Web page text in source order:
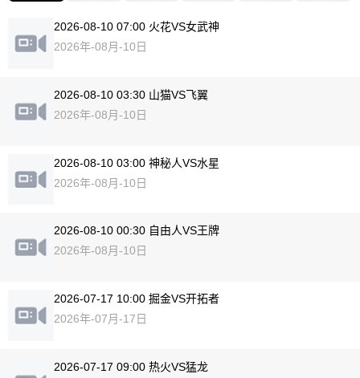
2026-08-10 07:00 火花VS女武神
2026年-08月-10日
2026-08-10 03:30 山猫VS飞翼
2026年-08月-10日
2026-08-10 03:00 神秘人VS水星
2026年-08月-10日
2026-08-10 00:30 自由人VS王牌
2026年-08月-10日
2026-07-17 10:00 掘金VS开拓者
2026年-07月-17日
2026-07-17 09:00 热火VS猛龙